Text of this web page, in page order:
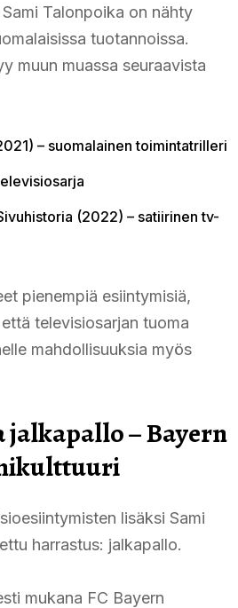
Talonpoika on nähty
tuotannoissa.
muun muassa seuraavista
– suomalainen toimintatrilleri
(2022) – satiirinen tv-
pienempiä esiintymisiä,
televisiosarjan tuoma
mahdollisuuksia myös
jalkapallo – Bayern
lisäksi Sami
harrastus: jalkapallo.
mukana FC Bayern